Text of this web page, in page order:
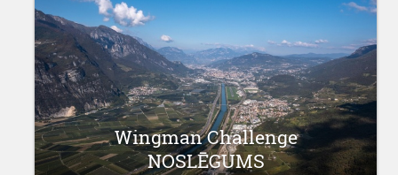
Wingman Challenge
NOSLĒGUMS